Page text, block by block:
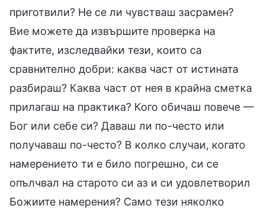
приготвили? Не се ли чувстваш засрамен?
Вие можете да извършите проверка на
фактите, изследвайки тези, които са
сравнително добри: каква част от истината
разбираш? Каква част от нея в крайна сметка
прилагаш на практика? Кого обичаш повече —
Бог или себе си? Даваш ли по-често или
получаваш по-често? В колко случаи, когато
намерението ти е било погрешно, си се
опълчвал на старото си аз и си удовлетворил
Божиите намерения? Само тези няколко